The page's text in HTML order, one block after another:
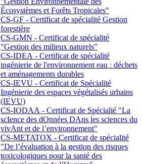
Écosystèmes et Forêts Tropicales"
CS-GF - Certificat de spécialité Gestion
forestière
CS-GMN - Certificat de spécialité
"Gestion des milieux naturels"
CS-IDEA - Certificat de spécialité
ingénierie de l'environnement eau : déchets
et aménagements durables
CS-IEVU - Certificat de Spécialité
Ingénierie des espaces végétalisés urbains
(IEVU)
CS-IODAA - Certificat de Spécialié "La
scIence des dOnnées DAns les sciences du
vivAnt et de l’environnement"
CS-METATOX - Certificat de spécialité
"De l’évaluation à la gestion des risques
toxicologiques pour la santé des